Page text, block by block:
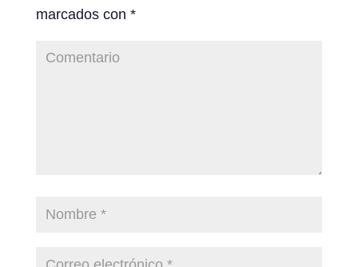
marcados con *